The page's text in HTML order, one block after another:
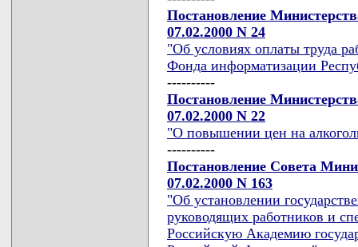
Постановление
07.02.2000 N 24
"Об условиях оплаты труда
Фонда информатизации
----------
Постановление
07.02.2000 N 22
"О повышении цен на
----------
Постановление Совета
07.02.2000 N 163
"Об установлении
руководящих работников и
Российскую Академию